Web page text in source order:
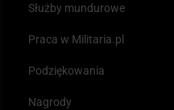
Służby mundurowe
Praca w Militaria.pl
Podziękowania
Nagrody